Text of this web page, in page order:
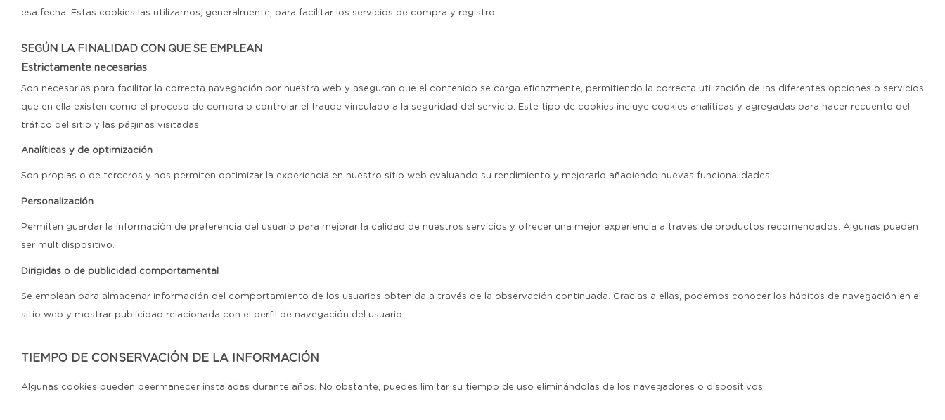
esa fecha. Estas cookies las utilizamos, generalmente, para facilitar los servicios de compra y registro.
SEGÚN LA FINALIDAD CON QUE SE EMPLEAN
Estrictamente necesarias
Son necesarias para facilitar la correcta navegación por nuestra web y aseguran que el contenido se carga eficazmente, permitiendo la correcta utilización de las diferentes opciones o servicios
que en ella existen como el proceso de compra o controlar el fraude vinculado a la seguridad del servicio. Este tipo de cookies incluye cookies analíticas y agregadas para hacer recuento del
tráfico del sitio y las páginas visitadas.
Analíticas y de optimización
Son propias o de terceros y nos permiten optimizar la experiencia en nuestro sitio web evaluando su rendimiento y mejorarlo añadiendo nuevas funcionalidades.
Personalización
Permiten guardar la información de preferencia del usuario para mejorar la calidad de nuestros servicios y ofrecer una mejor experiencia a través de productos recomendados. Algunas pueden
ser multidispositivo.
Dirigidas o de publicidad comportamental
Se emplean para almacenar información del comportamiento de los usuarios obtenida a través de la observación continuada. Gracias a ellas, podemos conocer los hábitos de navegación en el
sitio web y mostrar publicidad relacionada con el perfil de navegación del usuario.
TIEMPO DE CONSERVACIÓN DE LA INFORMACIÓN
Algunas cookies pueden peermanecer instaladas durante años. No obstante, puedes limitar su tiempo de uso eliminándolas de los navegadores o dispositivos.